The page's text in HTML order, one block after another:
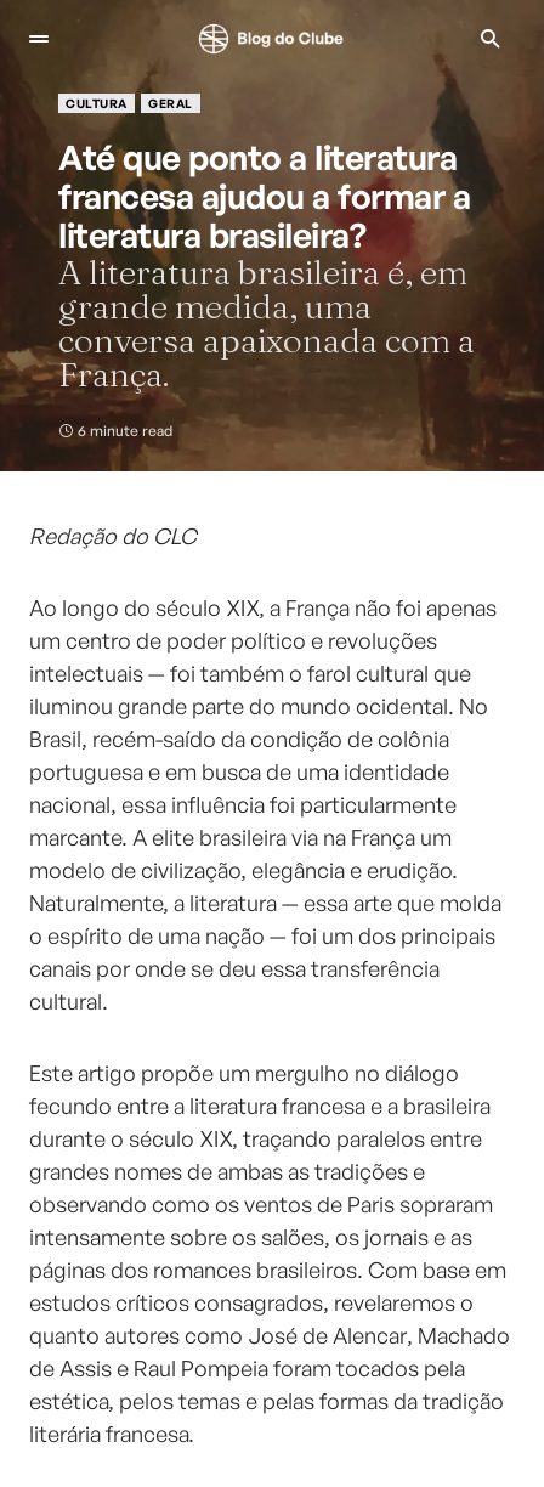
CULTURA GERAL
Até que ponto a literatura
francesa ajudou a formar a
literatura brasileira?
A literatura brasileira é, em
grande medida, uma
conversa apaixonada com a
França.
6 minute read
Redação do CLC
Ao longo do século XIX, a França não foi apenas
um centro de poder político e revoluções
intelectuais — foi também o farol cultural que
iluminou grande parte do mundo ocidental. No
Brasil, recém-saído da condição de colônia
portuguesa e em busca de uma identidade
nacional, essa influência foi particularmente
marcante. A elite brasileira via na França um
modelo de civilização, elegância e erudição.
Naturalmente, a literatura — essa arte que molda
o espírito de uma nação — foi um dos principais
canais por onde se deu essa transferência
cultural.
Este artigo propõe um mergulho no diálogo
fecundo entre a literatura francesa e a brasileira
durante o século XIX, traçando paralelos entre
grandes nomes de ambas as tradições e
observando como os ventos de Paris sopraram
intensamente sobre os salões, os jornais e as
páginas dos romances brasileiros. Com base em
estudos críticos consagrados, revelaremos o
quanto autores como José de Alencar, Machado
de Assis e Raul Pompeia foram tocados pela
estética, pelos temas e pelas formas da tradição
literária francesa.